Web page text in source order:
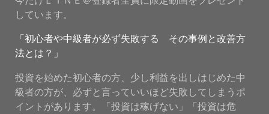
しています。
「初心者や中級者が必ず失敗する その事例と改善方
法とは？」
投資を始めた初心者の方、少し利益を出しはじめた中
級者の方が、必ずと言っていいほど失敗してしまうポ
イントがあります。「投資は稼げない」「投資は危